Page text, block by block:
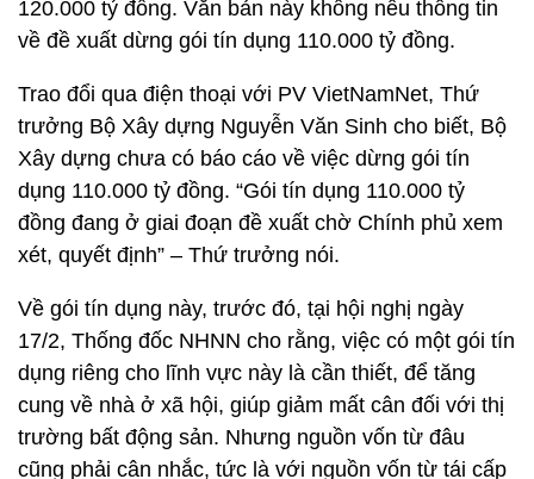
120.000 tỷ đồng. Văn bản này không nêu thông tin
về đề xuất dừng gói tín dụng 110.000 tỷ đồng.
Trao đổi qua điện thoại với PV VietNamNet, Thứ
trưởng Bộ Xây dựng Nguyễn Văn Sinh cho biết, Bộ
Xây dựng chưa có báo cáo về việc dừng gói tín
dụng 110.000 tỷ đồng. “Gói tín dụng 110.000 tỷ
đồng đang ở giai đoạn đề xuất chờ Chính phủ xem
xét, quyết định” – Thứ trưởng nói.
Về gói tín dụng này, trước đó, tại hội nghị ngày
17/2, Thống đốc NHNN cho rằng, việc có một gói tín
dụng riêng cho lĩnh vực này là cần thiết, để tăng
cung về nhà ở xã hội, giúp giảm mất cân đối với thị
trường bất động sản. Nhưng nguồn vốn từ đâu
cũng phải cân nhắc, tức là với nguồn vốn từ tái cấp